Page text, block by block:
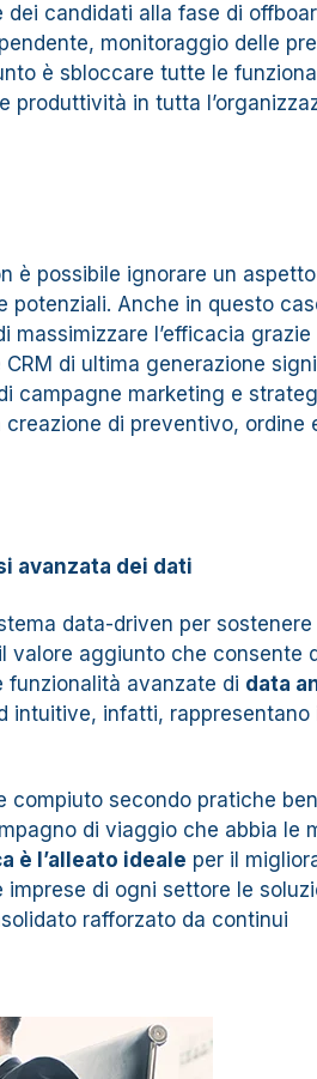
candidati alla fase di
monitoraggio delle
è sbloccare tutte le
produttività in tutta
è possibile ignorare un aspetto
Anche in questo
l’efficacia grazie
di ultima generazione
campagne marketing e
di preventivo, ordine
avanzata dei dati
data-driven per sostenere
valore aggiunto che consente
funzionalità avanzate di data
intuitive, infatti, rappresentano
compiuto secondo pratiche ben
di viaggio che abbia le
è l’alleato ideale per il
di ogni settore le
rafforzato da continui